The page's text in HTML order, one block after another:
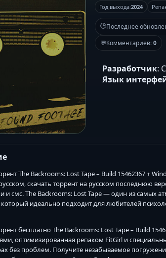
Год выхода:2024
🕒Последнее
💬Комментариев:0
Разработчик:
Язык
The Backrooms: Lost Tape – Build 15462367 +
скачать торрент на русском последнюю
и смс. The Backrooms: Lost Tape — один из самых
который идеально подходит для любителей
бесплатно The Backrooms: Lost Tape – Build
оптимизированная репаком FitGirl и
без проблем. Получите незабываемое